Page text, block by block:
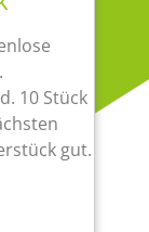
10 Stück
gut.